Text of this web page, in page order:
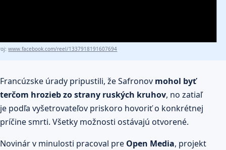
www.facebook.com/reel/1337918191607694
Francúzske úrady pripustili, že Safronov mohol byť
terčom hrozieb zo strany ruských kruhov, no zatiaľ
je podľa vyšetrovateľov priskoro hovoriť o konkrétnej
príčine smrti. Všetky možnosti ostávajú otvorené.
Novinár v minulosti pracoval pre Open Media, projekt